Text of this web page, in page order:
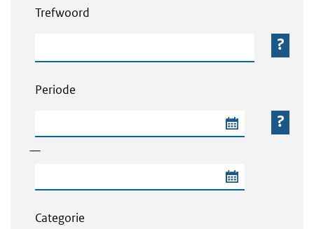
Trefwoord
Periode
—
Categorie